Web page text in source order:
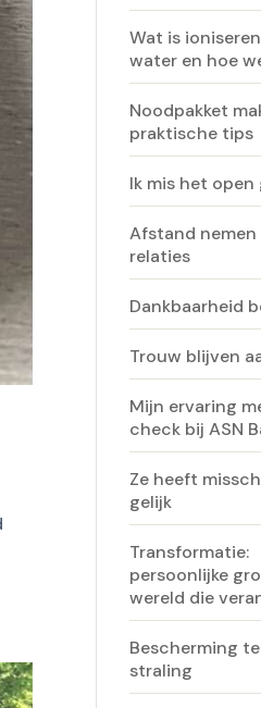
Wat is
water en hoe
Noodpakket
praktische tips
Ik mis het open
Afstand nemen
relaties
Dankbaarheid
Trouw blijven
Mijn ervaring
check bij ASN
Ze heeft
gelijk
Transformatie:
persoonlijke
wereld die
Bescherming
straling